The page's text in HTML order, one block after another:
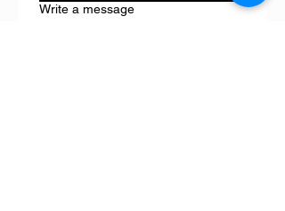
Write a message